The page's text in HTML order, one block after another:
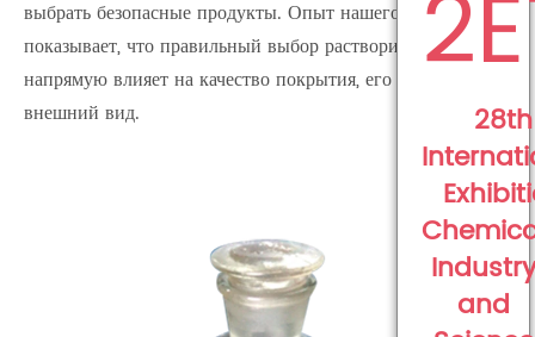
выбрать безопасные продукты. Опыт нашего завода
показывает, что правильный выбор растворителя
напрямую влияет на качество покрытия, его прочность и
внешний вид.
28th
Industry
and